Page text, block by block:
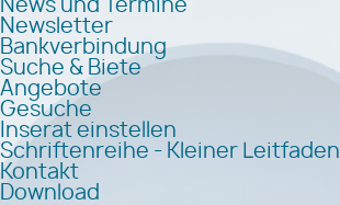
News und Termine
Newsletter
Bankverbindung
Suche & Biete
Angebote
Gesuche
Inserat einstellen
Schriftenreihe - Kleiner Leitfaden
Kontakt
Download